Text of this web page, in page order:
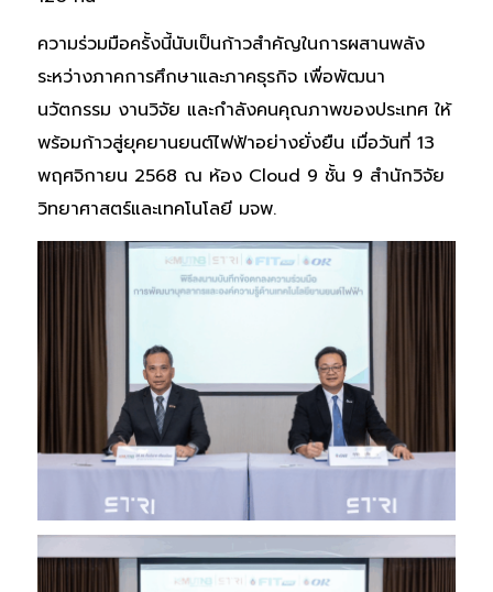
ความร่วมมือครั้งนี้นับเป็นก้าวสำคัญในการผสานพลัง
ระหว่างภาคการศึกษาและภาคธุรกิจ เพื่อพัฒนา
นวัตกรรม งานวิจัย และกำลังคนคุณภาพของประเทศ ให้
พร้อมก้าวสู่ยุคยานยนต์ไฟฟ้าอย่างยั่งยืน เมื่อวันที่ 13
พฤศจิกายน 2568 ณ ห้อง Cloud 9 ชั้น 9 สำนักวิจัย
วิทยาศาสตร์และเทคโนโลยี มจพ.